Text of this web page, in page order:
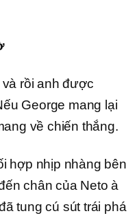
rồi anh được
George mang lại
về chiến thắng.
hợp nhịp nhàng bên
chân của Neto à
tung cú sút trái phá